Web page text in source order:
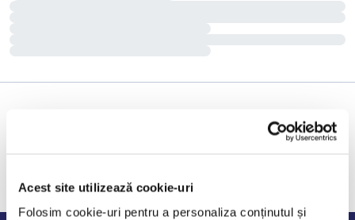
Acest site utilizează cookie-uri
Folosim cookie-uri pentru a personaliza conținutul și